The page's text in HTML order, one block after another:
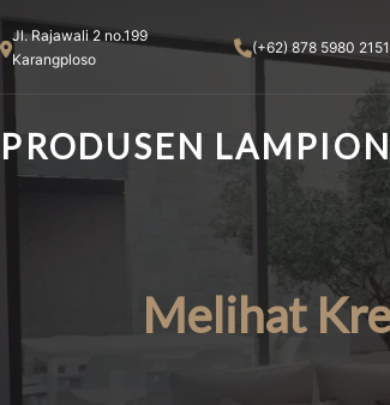
to
content
Jl. Rajawali 2 no.199
Karangploso
(+62) 878 5980 2151
PRODUSEN LAMPION
Melihat